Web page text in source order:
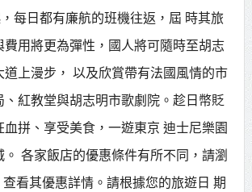
每日都有廉航的班機往返，屆 時其旅
用將更為彈性，國人將可隨時至胡志
道上漫步， 以及欣賞帶有法國風情的市
紅教堂與胡志明市歌劇院。趁日幣貶
拼、享受美食，一遊東京 迪士尼樂園
。 各家飯店的優惠條件有所不同，請瀏
看其優惠詳情。請根據您的旅遊日 期